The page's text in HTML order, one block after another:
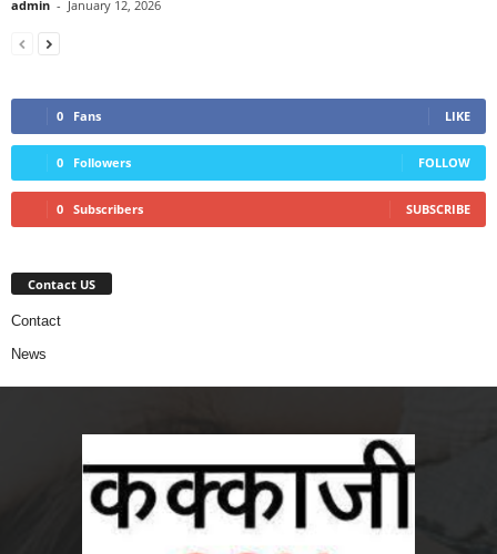
admin - January 12, 2026
0 Fans LIKE
0 Followers FOLLOW
0 Subscribers SUBSCRIBE
Contact US
Contact
News